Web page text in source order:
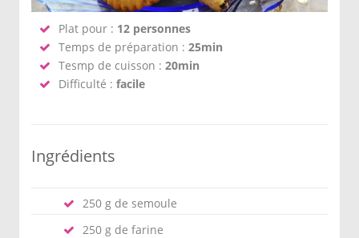
Plat pour : 12 personnes
Temps de préparation : 25min
Tesmp de cuisson : 20min
Difficulté : facile
Ingrédients
250 g de semoule
250 g de farine